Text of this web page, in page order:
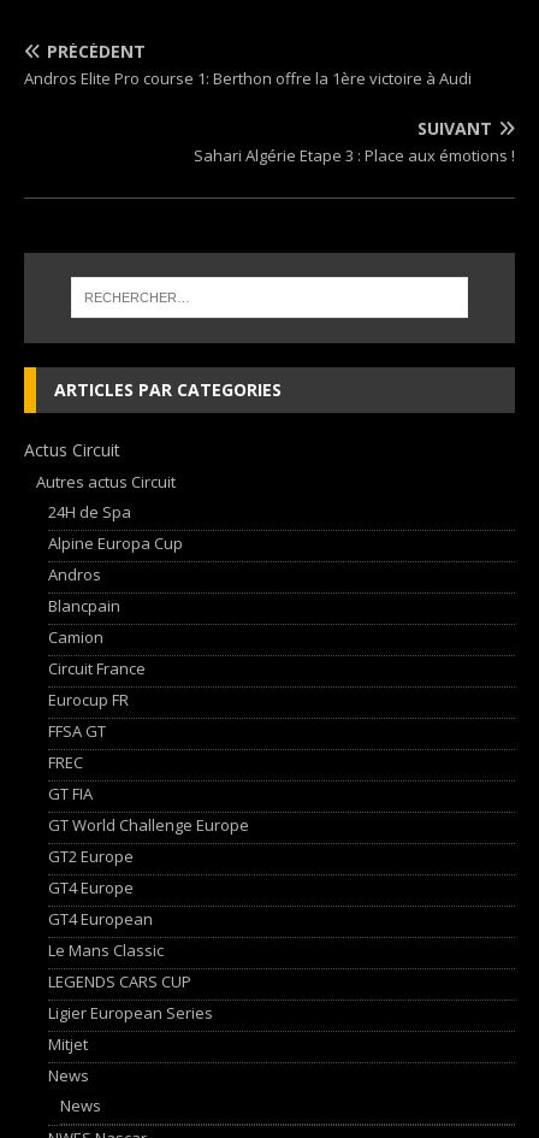
PRÉCÉDENT
Andros Elite Pro course 1: Berthon offre la 1ère victoire à Audi
SUIVANT
Sahari Algérie Etape 3 : Place aux émotions !
ARTICLES PAR CATEGORIES
Actus Circuit
Autres actus Circuit
24H de Spa
Alpine Europa Cup
Andros
Blancpain
Camion
Circuit France
Eurocup FR
FFSA GT
FREC
GT FIA
GT World Challenge Europe
GT2 Europe
GT4 Europe
GT4 European
Le Mans Classic
LEGENDS CARS CUP
Ligier European Series
Mitjet
News
News